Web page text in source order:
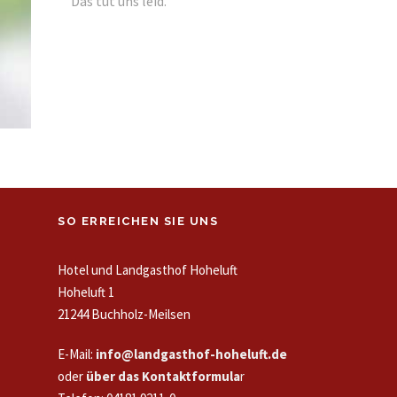
SO ERREICHEN SIE UNS
Hotel und Landgasthof Hoheluft
Hoheluft 1
21244 Buchholz-Meilsen
E-Mail: info@landgasthof-hoheluft.de
oder über das Kontaktformular